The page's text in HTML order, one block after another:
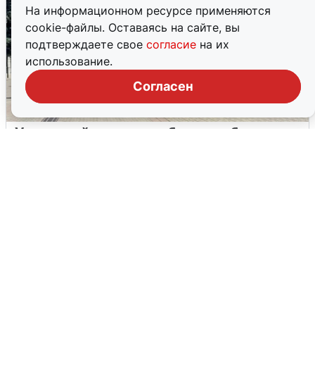
На информационном ресурсе применяются
cookie-файлы. Оставаясь на сайте, вы
подтверждаете свое согласие на их
использование.
Согласен
У соседей пожар и сбои: что было при